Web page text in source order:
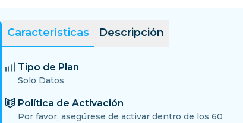
Características Descripción
Tipo de Plan
Solo Datos
Política de Activación
Por favor, asegúrese de activar dentro de los 60